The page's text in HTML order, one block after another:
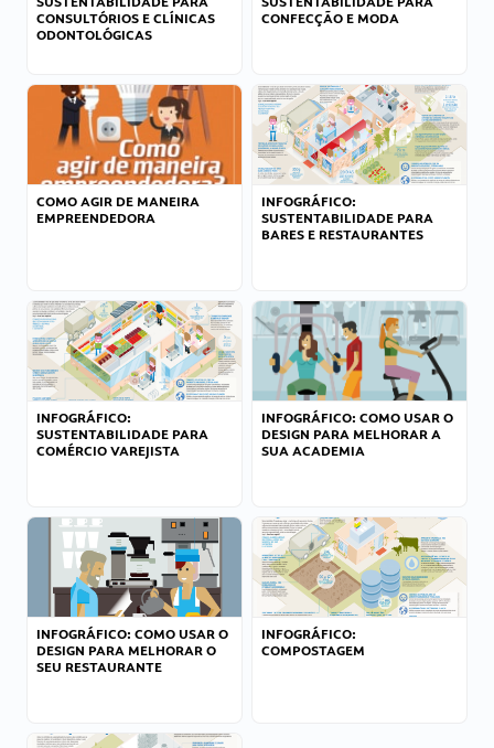
CONSULTÓRIOS E CLÍNICAS
ODONTOLÓGICAS
CONFECÇÃO E MODA
COMO AGIR DE MANEIRA
EMPREENDEDORA
INFOGRÁFICO:
SUSTENTABILIDADE PARA
BARES E RESTAURANTES
INFOGRÁFICO:
SUSTENTABILIDADE PARA
COMÉRCIO VAREJISTA
INFOGRÁFICO: COMO USAR O
DESIGN PARA MELHORAR A
SUA ACADEMIA
INFOGRÁFICO: COMO USAR O
DESIGN PARA MELHORAR O
SEU RESTAURANTE
INFOGRÁFICO:
COMPOSTAGEM